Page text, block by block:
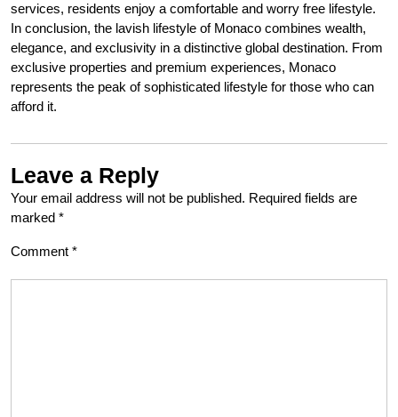
services, residents enjoy a comfortable and worry free lifestyle.
In conclusion, the lavish lifestyle of Monaco combines wealth,
elegance, and exclusivity in a distinctive global destination. From
exclusive properties and premium experiences, Monaco
represents the peak of sophisticated lifestyle for those who can
afford it.
Leave a Reply
Your email address will not be published. Required fields are
marked *
Comment *